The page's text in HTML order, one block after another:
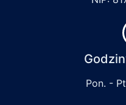
Pon. -